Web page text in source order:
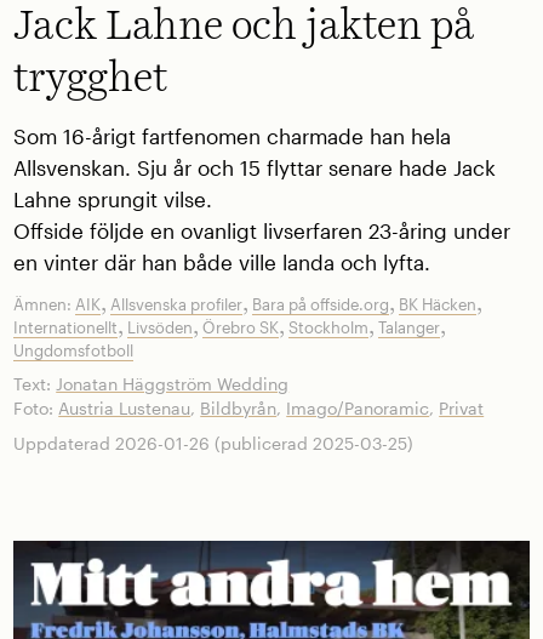
Jack Lahne och jakten på
trygghet
Som 16-årigt fartfenomen charmade han hela
Allsvenskan. Sju år och 15 flyttar senare hade Jack
Lahne sprungit vilse.
Offside följde en ovanligt livserfaren 23-åring under
en vinter där han både ville landa och lyfta.
Ämnen:AIK,Allsvenska profiler, Bara på offside.org, BK Häcken,
Internationellt, Livsöden,Örebro SK,Stockholm,Talanger,
Ungdomsfotboll
Text: Jonatan Häggström Wedding
Foto: Austria Lustenau, Bildbyrån, Imago/Panoramic, Privat
Uppdaterad 2026-01-26 (publicerad 2025-03-25)